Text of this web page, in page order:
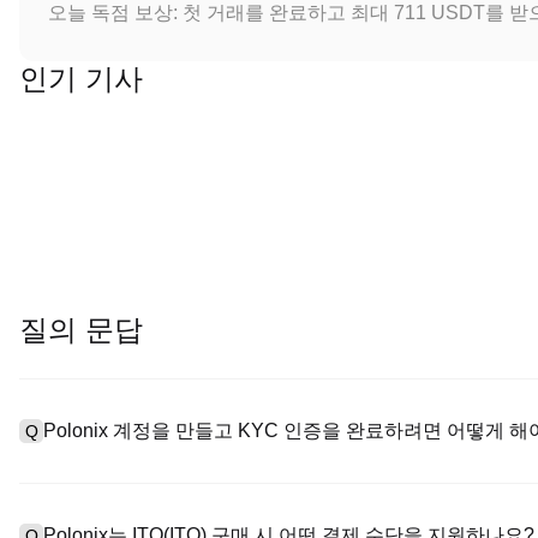
오늘 독점 보상: 첫 거래를 완료하고 최대 711 USDT를 받
인기 기사
질의 문답
Q Polonix 계정을 만들고 KYC 인증을 완료하려면 어떻게 해